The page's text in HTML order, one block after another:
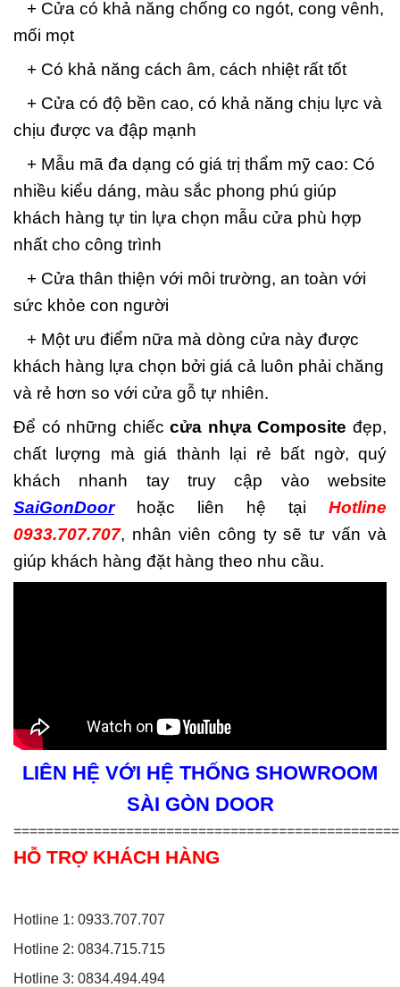
+ Cửa có khả năng chống co ngót, cong vênh,
mối mọt
+ Có khả năng cách âm, cách nhiệt rất tốt
+ Cửa có độ bền cao, có khả năng chịu lực và
chịu được va đập mạnh
+ Mẫu mã đa dạng có giá trị thẩm mỹ cao: Có
nhiều kiểu dáng, màu sắc phong phú giúp
khách hàng tự tin lựa chọn mẫu cửa phù hợp
nhất cho công trình
+ Cửa thân thiện với môi trường, an toàn với
sức khỏe con người
+ Một ưu điểm nữa mà dòng cửa này được
khách hàng lựa chọn bởi giá cả luôn phải chăng
và rẻ hơn so với cửa gỗ tự nhiên.
Để có những chiếccửa nhựa Composite đẹp,
chất lượng mà giá thành lại rẻ bất ngờ, quý
khách nhanh tay truy cập vào website
SaiGonDoorhoặc liên hệ tại Hotline
0933.707.707, nhân viên công ty sẽ tư vấn và
giúp khách hàng đặt hàng theo nhu cầu.
LIÊN HỆ VỚI HỆ THỐNG SHOWROOM
SÀI GÒN DOOR
================================================
HỖ TRỢ KHÁCH HÀNG
Hotline 1: 0933.707.707
Hotline 2: 0834.715.715
Hotline 3: 0834.494.494